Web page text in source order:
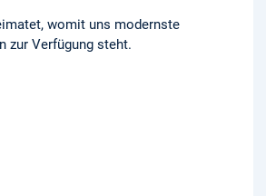
womit uns modernste
zur Verfügung steht.